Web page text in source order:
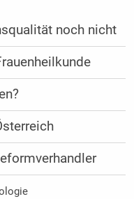
noch nicht